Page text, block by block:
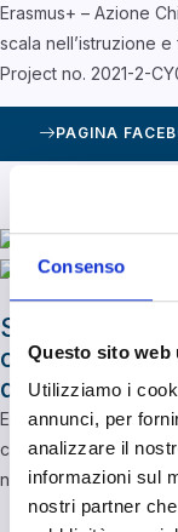
Consenso
Questo sito web
Utilizziamo i
annunci, per
analizzare il
informazioni sul
nostri partner
Erasmus+ – Azione
scala nell’istruzione
Project no. 2021-2-
PAGINA
SELCERT -
certificazione
Erasmus+ – Azione
cooperazione
no. 2021-2-PL01-